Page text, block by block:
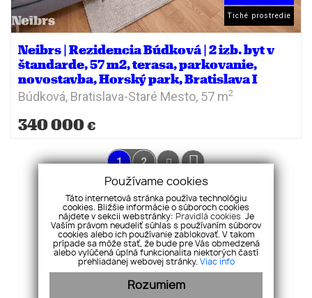
Tiché prostredie
Neibrs | Rezidencia Búdková | 2 izb. byt v
štandarde, 57 m2, terasa, parkovanie,
novostavba, Horský park, Bratislava I
Búdková, Bratislava-Staré Mesto, 57 m2
340 000 €
1 2
Neibrs Realitná kancelária | Košická 33, 821 08 Bratislava
0915 365 743| info@neibrs.sk
Používame cookies
Táto internetová stránka používa technológiu
cookies. Bližšie informácie o súboroch cookies
nájdete v sekcii webstránky: Pravidlá cookies Je
Vaším právom neudeliť súhlas s používaním súborov
cookies alebo ich používanie zablokovať. V takom
prípade sa môže stať, že bude pre Vás obmedzená
alebo vylúčená úplná funkcionalita niektorých častí
prehliadanej webovej stránky. Viac info
Rozumiem